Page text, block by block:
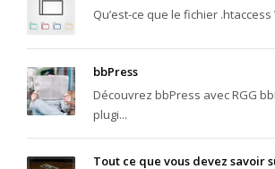
Qu’est-ce que le fichier .htaccess
bbPress
Découvrez bbPress avec RGG
plugi...
Tout ce que vous devez savoir